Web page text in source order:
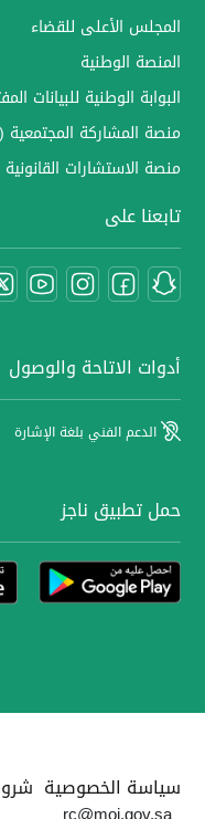
المجلس الأعلى للقضاء
المنصة الوطنية
البوابة الوطنية للبيانات
منصة المشاركة
منصة الاستشارات
تابعنا على
أدوات الاتاحة والوصول
الدعم الفني بلغة الإشارة
حمل تطبيق ناجز
سياسة الخصوصية